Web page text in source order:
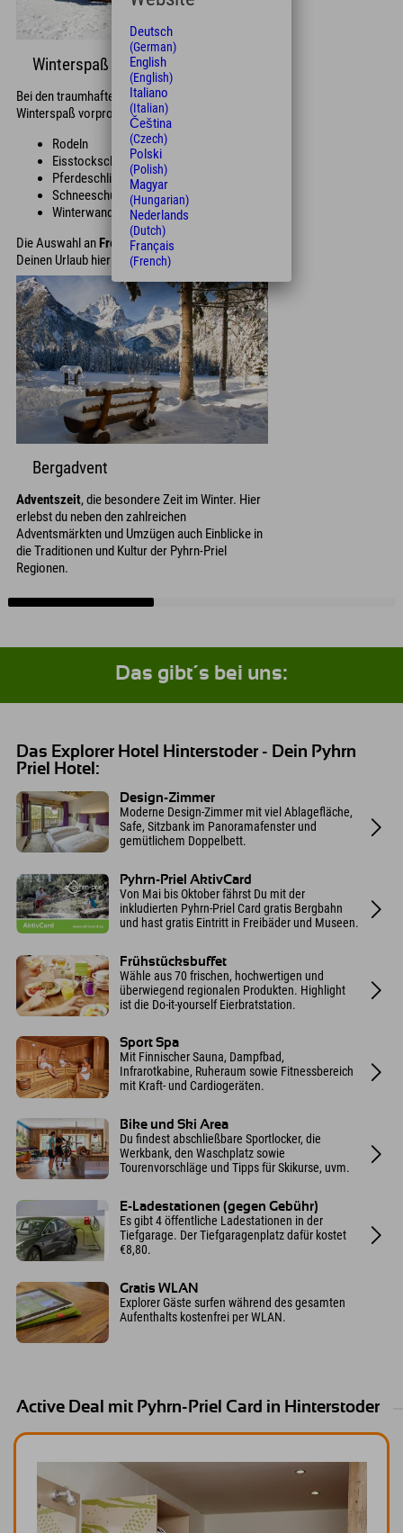
Winterspaß
Bei den traumhaften Berglandschaften ist
Winterspaß vorprogrammiert:
Rodeln
Eisstockschießen
Pferdeschlittenfahrt
Schneeschuhwanderung
Winterwanderungen
Die Auswahl an Freizeitaktivitäten
Deinen Urlaub hier perfekt!
Bergadvent
Adventszeit, die besondere Zeit im Winter. Hier
erlebst du neben den zahlreichen
Adventsmärkten und Umzügen auch Einblicke in
die Traditionen und Kultur der Pyhrn-Priel
Regionen.
Das gibt´s bei uns:
Das Explorer Hotel Hinterstoder - Dein Pyhrn
Priel Hotel:
Design-Zimmer
Moderne Design-Zimmer mit viel Ablagefläche,
Safe, Sitzbank im Panoramafenster und
gemütlichem Doppelbett.
Pyhrn-Priel AktivCard
Von Mai bis Oktober fährst Du mit der
inkludierten Pyhrn-Priel Card gratis Bergbahn
und hast gratis Eintritt in Freibäder und Museen.
Frühstücksbuffet
Wähle aus 70 frischen, hochwertigen und
überwiegend regionalen Produkten. Highlight
ist die Do-it-yourself Eierbratstation.
Sport Spa
Mit Finnischer Sauna, Dampfbad,
Infrarotkabine, Ruheraum sowie Fitnessbereich
mit Kraft- und Cardiogeräten.
Bike und Ski Area
Du findest abschließbare Sportlocker, die
Werkbank, den Waschplatz sowie
Tourenvorschläge und Tipps für Skikurse, uvm.
E-Ladestationen (gegen Gebühr)
Es gibt 4 öffentliche Ladestationen in der
Tiefgarage. Der Tiefgaragenplatz dafür kostet
€8,80.
Gratis WLAN
Explorer Gäste surfen während des gesamten
Aufenthalts kostenfrei per WLAN.
Active Deal mit Pyhrn-Priel Card in Hinterstoder
Deutsch
(German)
English
(English)
Italiano
(Italian)
Čeština
(Czech)
Polski
(Polish)
Magyar
(Hungarian)
Nederlands
(Dutch)
Français
(French)